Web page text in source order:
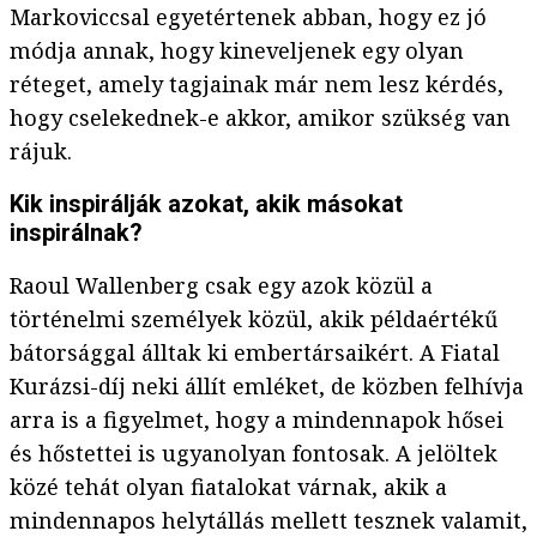
Markoviccsal egyetértenek abban, hogy ez jó
módja annak, hogy kineveljenek egy olyan
réteget, amely tagjainak már nem lesz kérdés,
hogy cselekednek-e akkor, amikor szükség van
rájuk.
Kik inspirálják azokat, akik másokat
inspirálnak?
Raoul Wallenberg csak egy azok közül a
történelmi személyek közül, akik példaértékű
bátorsággal álltak ki embertársaikért. A Fiatal
Kurázsi-díj neki állít emléket, de közben felhívja
arra is a figyelmet, hogy a mindennapok hősei
és hőstettei is ugyanolyan fontosak. A jelöltek
közé tehát olyan fiatalokat várnak, akik a
mindennapos helytállás mellett tesznek valamit,